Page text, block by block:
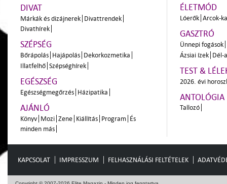
DIVAT
Márkák és dizájnerek Divattrendek
Divathírek
SZÉPSÉG
Bőrápolás Hajápolás Dekorkozmetika
Illatfelhő Szépséghírek
EGÉSZSÉG
Egészségmegőrzés Házipatika
AJÁNLÓ
Könyv Mozi Zene Kiállítás Program És
minden más
ÉLETMÓD
Lóerők Arcok-
GASZTRÓ
Ünnepi fogások
Ázsiai ízek Dél-
TEST &
2026. évi
ANTOLÓGIA
Tallozó
KAPCSOLAT IMPRESSZUM FELHASZNÁLÁSI FELTÉTELEK